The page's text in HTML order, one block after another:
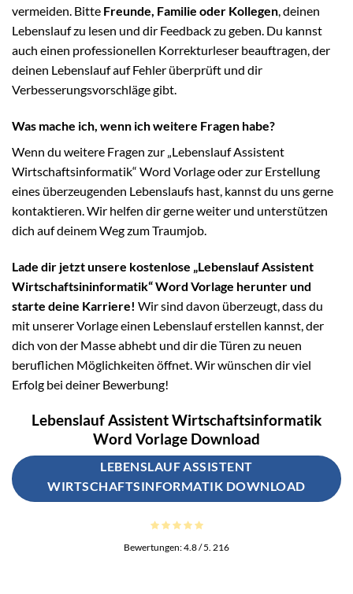
vermeiden. Bitte Freunde, Familie oder Kollegen, deinen
Lebenslauf zu lesen und dir Feedback zu geben. Du kannst
auch einen professionellen Korrekturleser beauftragen, der
deinen Lebenslauf auf Fehler überprüft und dir
Verbesserungsvorschläge gibt.
Was mache ich, wenn ich weitere Fragen habe?
Wenn du weitere Fragen zur „Lebenslauf Assistent
Wirtschaftsinformatik“ Word Vorlage oder zur Erstellung
eines überzeugenden Lebenslaufs hast, kannst du uns gerne
kontaktieren. Wir helfen dir gerne weiter und unterstützen
dich auf deinem Weg zum Traumjob.
Lade dir jetzt unsere kostenlose „Lebenslauf Assistent
Wirtschaftsininformatik“ Word Vorlage herunter und
starte deine Karriere! Wir sind davon überzeugt, dass du
mit unserer Vorlage einen Lebenslauf erstellen kannst, der
dich von der Masse abhebt und dir die Türen zu neuen
beruflichen Möglichkeiten öffnet. Wir wünschen dir viel
Erfolg bei deiner Bewerbung!
Lebenslauf Assistent Wirtschaftsinformatik
Word Vorlage Download
LEBENSLAUF ASSISTENT
WIRTSCHAFTSINFORMATIK DOWNLOAD
Bewertungen:4.8/ 5. 216